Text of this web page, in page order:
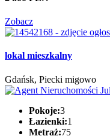
Zobacz
lokal mieszkalny
Gdańsk, Piecki migowo
Pokoje:3
Łazienki:1
Metraż:75